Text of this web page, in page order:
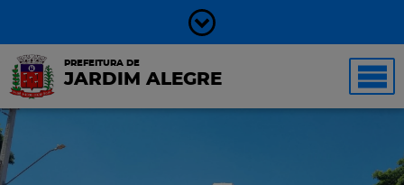
PREFEITURA DE
JARDIM ALEGRE